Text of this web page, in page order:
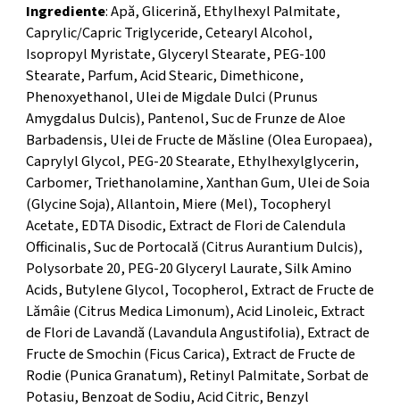
Ingrediente: Apă, Glicerină, Ethylhexyl Palmitate,
Caprylic/Capric Triglyceride, Cetearyl Alcohol,
Isopropyl Myristate, Glyceryl Stearate, PEG-100
Stearate, Parfum, Acid Stearic, Dimethicone,
Phenoxyethanol, Ulei de Migdale Dulci (Prunus
Amygdalus Dulcis), Pantenol, Suc de Frunze de Aloe
Barbadensis, Ulei de Fructe de Măsline (Olea Europaea),
Caprylyl Glycol, PEG-20 Stearate, Ethylhexylglycerin,
Carbomer, Triethanolamine, Xanthan Gum, Ulei de Soia
(Glycine Soja), Allantoin, Miere (Mel), Tocopheryl
Acetate, EDTA Disodic, Extract de Flori de Calendula
Officinalis, Suc de Portocală (Citrus Aurantium Dulcis),
Polysorbate 20, PEG-20 Glyceryl Laurate, Silk Amino
Acids, Butylene Glycol, Tocopherol, Extract de Fructe de
Lămâie (Citrus Medica Limonum), Acid Linoleic, Extract
de Flori de Lavandă (Lavandula Angustifolia), Extract de
Fructe de Smochin (Ficus Carica), Extract de Fructe de
Rodie (Punica Granatum), Retinyl Palmitate, Sorbat de
Potasiu, Benzoat de Sodiu, Acid Citric, Benzyl